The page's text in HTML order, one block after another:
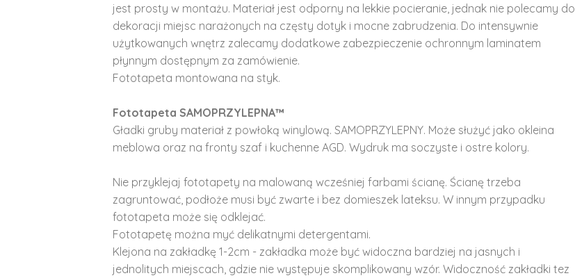
jest prosty w montażu. Materiał jest odporny na lekkie pocieranie, jednak nie polecamy do
dekoracji miejsc narażonych na częsty dotyk i mocne zabrudzenia. Do intensywnie
użytkowanych wnętrz zalecamy dodatkowe zabezpieczenie ochronnym laminatem
płynnym dostępnym za zamówienie.
Fototapeta montowana na styk.
Fototapeta SAMOPRZYLEPNA™
Gładki gruby materiał z powłoką winylową. SAMOPRZYLEPNY. Może służyć jako okleina
meblowa oraz na fronty szaf i kuchenne AGD. Wydruk ma soczyste i ostre kolory.
Nie przyklejaj fototapety na malowaną wcześniej farbami ścianę. Ścianę trzeba
zagruntować, podłoże musi być zwarte i bez domieszek lateksu. W innym przypadku
fototapeta może się odklejać.
Fototapetę można myć delikatnymi detergentami.
Klejona na zakładkę 1-2cm - zakładka może być widoczna bardziej na jasnych i
jednolitych miejscach, gdzie nie występuje skomplikowany wzór. Widoczność zakładki tez